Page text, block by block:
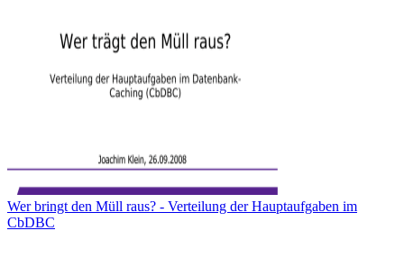
Wer bringt den Müll raus? - Verteilung der Hauptaufgaben im
CbDBC